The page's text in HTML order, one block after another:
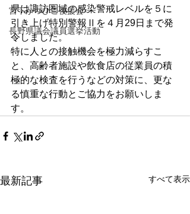
宮下かつひこ後援会
長野県議会議員選挙活動
県は諏訪圏域の感染警戒レベルを５に
引き上げ特別警報Ⅱを４月29日まで発
令しました。
特に人との接触機会を極力減らすこ
と、高齢者施設や飲食店の従業員の積
極的な検査を行うなどの対策に、更な
る慎重な行動とご協力をお願いしま
す。
最新記事 すべて表示